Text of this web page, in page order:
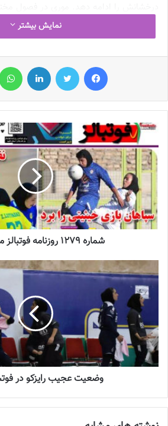
رسانده و جزء مهاجمان خوب فوتبال زنان
همانطور که گفتیم در دو سه فصل اخیر
گلزنی موفق باشد. سال گذشته این بازیکن
سیرجان پیوست و مریم ایراندوست او را به
را شگفت زده کرد اما امسال این بازیکن به
بازگشت.
موری در دو
گلزنان است. او حالا در
تبدیل شده و می تواند با ادامه این روند به
ایران تبدیل شود.
نوشته های مشابه
چالش هاى ليست
زنان
2023-06-14
2023-12-24
دعوت آزمون از 30 بازیکن به اردوی تیم ملی
2023-03-21
آینده درخشانی در
نمایش بیشتر
شماره 1279 روزنامه فوتبالز منتشر شد
وضعیت عجیب رایزکو در